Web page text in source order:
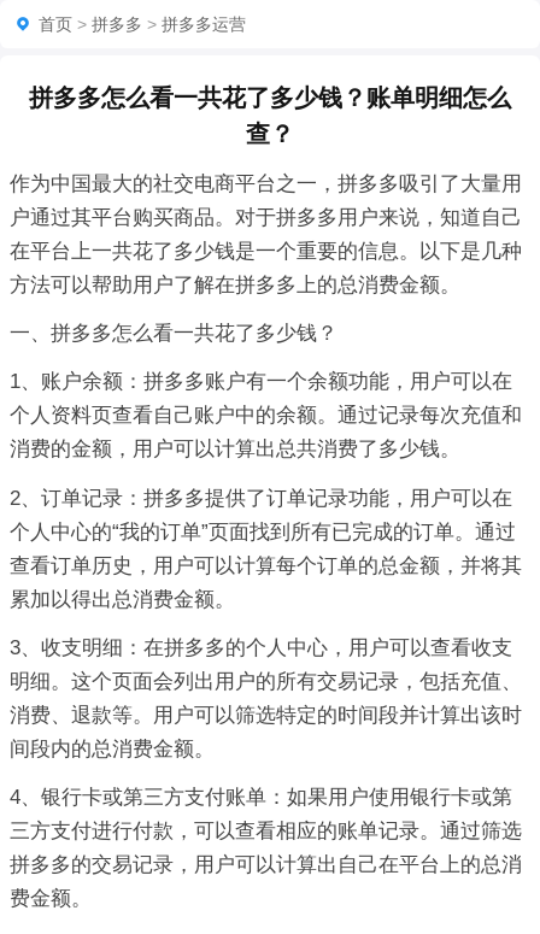
首页 > 拼多多 > 拼多多运营
拼多多怎么看一共花了多少钱？账单明细怎么
查？
作为中国最大的社交电商平台之一，拼多多吸引了大量用
户通过其平台购买商品。对于拼多多用户来说，知道自己
在平台上一共花了多少钱是一个重要的信息。以下是几种
方法可以帮助用户了解在拼多多上的总消费金额。
一、拼多多怎么看一共花了多少钱？
1、账户余额：拼多多账户有一个余额功能，用户可以在
个人资料页查看自己账户中的余额。通过记录每次充值和
消费的金额，用户可以计算出总共消费了多少钱。
2、订单记录：拼多多提供了订单记录功能，用户可以在
个人中心的“我的订单”页面找到所有已完成的订单。通过
查看订单历史，用户可以计算每个订单的总金额，并将其
累加以得出总消费金额。
3、收支明细：在拼多多的个人中心，用户可以查看收支
明细。这个页面会列出用户的所有交易记录，包括充值、
消费、退款等。用户可以筛选特定的时间段并计算出该时
间段内的总消费金额。
4、银行卡或第三方支付账单：如果用户使用银行卡或第
三方支付进行付款，可以查看相应的账单记录。通过筛选
拼多多的交易记录，用户可以计算出自己在平台上的总消
费金额。